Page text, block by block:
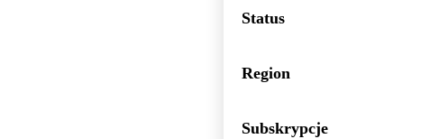
Status
Region
Subskrypcje